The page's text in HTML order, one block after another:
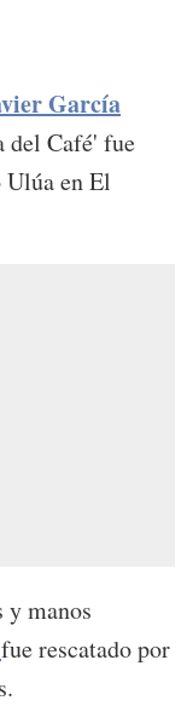
García
del Café' fue
Ulúa en El
y manos
fue rescatado por